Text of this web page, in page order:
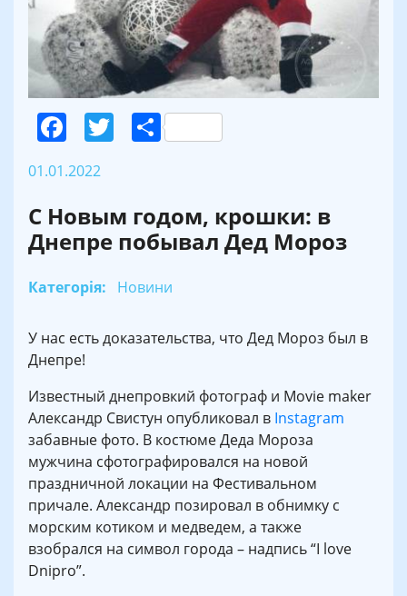
Facebook
Twitter
Поділитися
01.01.2022
С Новым годом, крошки: в
Днепре побывал Дед Мороз
Категорія: Новини
У нас есть доказательства, что Дед Мороз был в
Днепре!
Известный днепровкий фотограф и Movie maker
Александр Свистун опубликовал в Instagram
забавные фото. В костюме Деда Мороза
мужчина сфотографировался на новой
праздничной локации на Фестивальном
причале. Александр позировал в обнимку с
морским котиком и медведем, а также
взобрался на символ города – надпись “I love
Dnipro”.